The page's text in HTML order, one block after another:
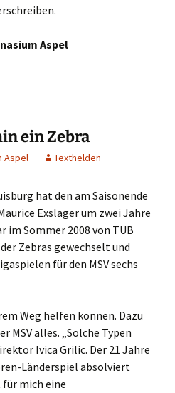
Aspel
ein Zebra
Aspel Texthelden
hat den am Saisonende
Exslager um zwei Jahre
im Sommer 2008 von TUB
Zebras gewechselt und
für den MSV sechs
Weg helfen können. Dazu
MSV alles. „Solche Typen
Ivica Grilic. Der 21 Jahre
Länderspiel absolviert
für mich eine